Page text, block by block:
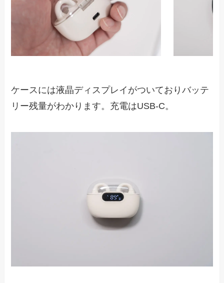
ケースには液晶ディスプレイがついておりバッテ
リー残量がわかります。充電はUSB-C。